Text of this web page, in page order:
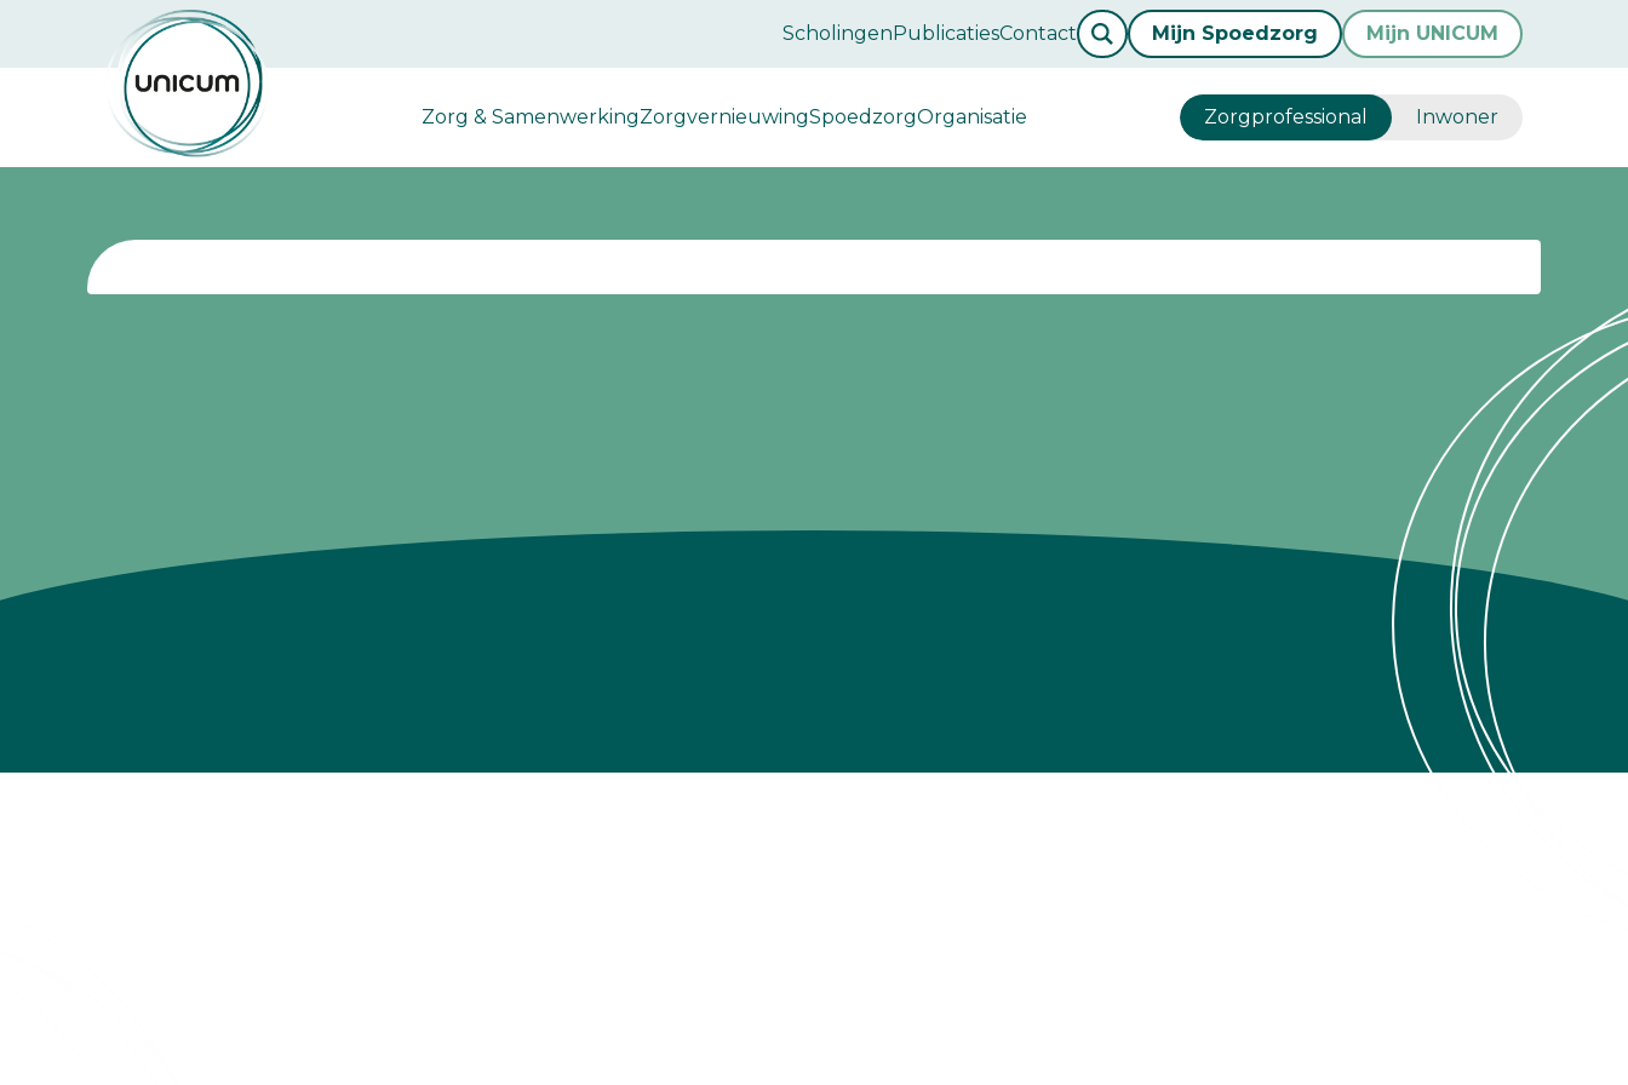
ScholingenPublicatiesContact Mijn Spoedzorg Mijn UNICUM
Zorg & SamenwerkingZorgvernieuwingSpoedzorgOrganisatie Zorgprofessional Inwoner